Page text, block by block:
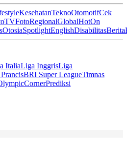
KesehatanTeknoOtomotifCek
TVFotoRegionalGlobalHotOn
OtosiaSpotlightEnglishDisabilitasBerita
ItaliaLiga InggrisLiga
BRI Super LeagueTimnas
CornerPrediksi